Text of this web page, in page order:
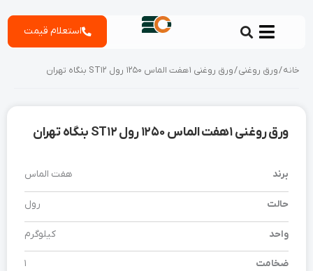
استعلام قیمت
خانه/ورق روغنی/ ورق روغنی 1 هفت الماس 1250 رول ST12 بنگاه تهران
ورق روغنی 1 هفت الماس 1250 رول ST12 بنگاه تهران
برند هفت الماس
حالت رول
واحد کیلوگرم
ضخامت 1